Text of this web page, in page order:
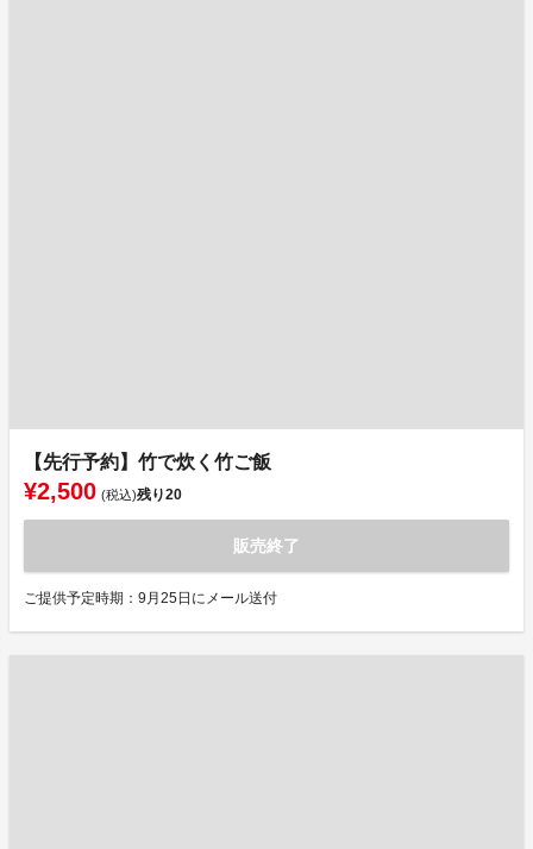
【先行予約】竹で炊く竹ご飯
¥2,500 (税込)残り20
販売終了
ご提供予定時期：9月25日にメール送付